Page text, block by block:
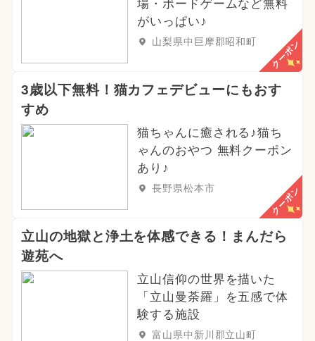
場・ボードゲームなど無料
がいっぱい♪
山梨県中巨摩郡昭和町 クーポン
3歳以下無料！猫カフェデビューにもおす
すめ
猫ちゃんに癒される♪猫ち
ゃんのおやつ 無料クーポン
あり♪
長野県松本市 クーポン
立山の地獄と浄土を体感できる！まんだら
遊苑へ
立山信仰の世界を描いた
「立山曼荼羅」を五感で体
験する施設
富山県中新川郡立山町